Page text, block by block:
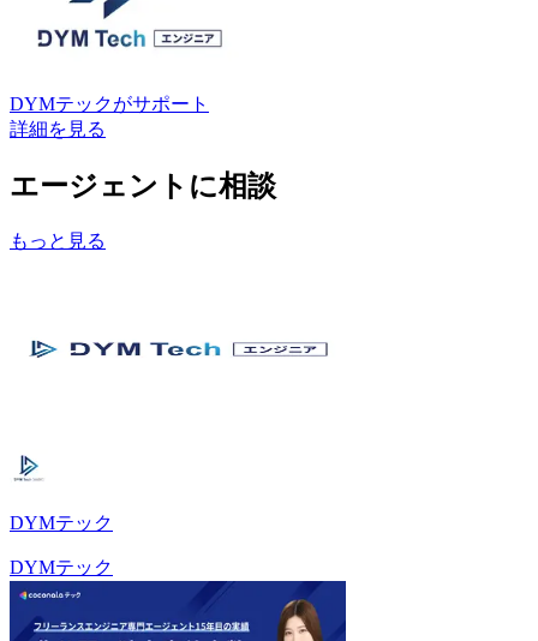
DYMテックがサポート
詳細を見る
エージェントに相談
もっと見る
DYMテック
DYMテック